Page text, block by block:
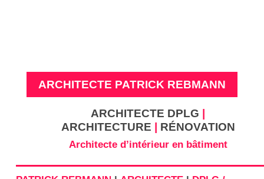
ARCHITECTE PATRICK REBMANN
ARCHITECTE DPLG
ARCHITECTURE
RÉNOVATION
Architecte d’intérieur en bâtiment